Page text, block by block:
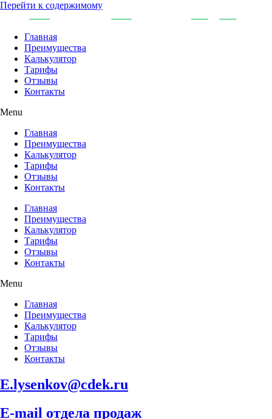
Перейти к содержимому
Главная
Преимущества
Калькулятор
Тарифы
Отзывы
Контакты
Menu
Главная
Преимущества
Калькулятор
Тарифы
Отзывы
Контакты
Главная
Преимущества
Калькулятор
Тарифы
Отзывы
Контакты
Menu
Главная
Преимущества
Калькулятор
Тарифы
Отзывы
Контакты
E.lysenkov@cdek.ru
E-mail отдела продаж